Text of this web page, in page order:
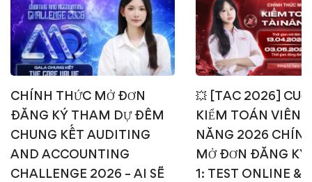
CHÍNH THỨC MỞ ĐƠN
ĐĂNG KÝ THAM DỰ ĐÊM
CHUNG KẾT AUDITING
AND ACCOUNTING
CHALLENGE 2026 – AI SẼ
💥 [TAC 2026]
KIỂM TOÁN VIÊN
NĂNG 2026
MỞ ĐƠN ĐĂNG KÝ
1: TEST ONLINE &